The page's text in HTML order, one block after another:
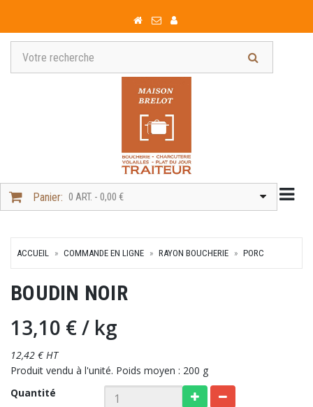
Panier: 0 ART. - 0,00 €
ACCUEIL COMMANDE EN LIGNE RAYON BOUCHERIE PORC
BOUDIN NOIR
13,10 €/ kg
12,42 € HT
Produit vendu à l'unité. Poids moyen : 200 g
Quantité